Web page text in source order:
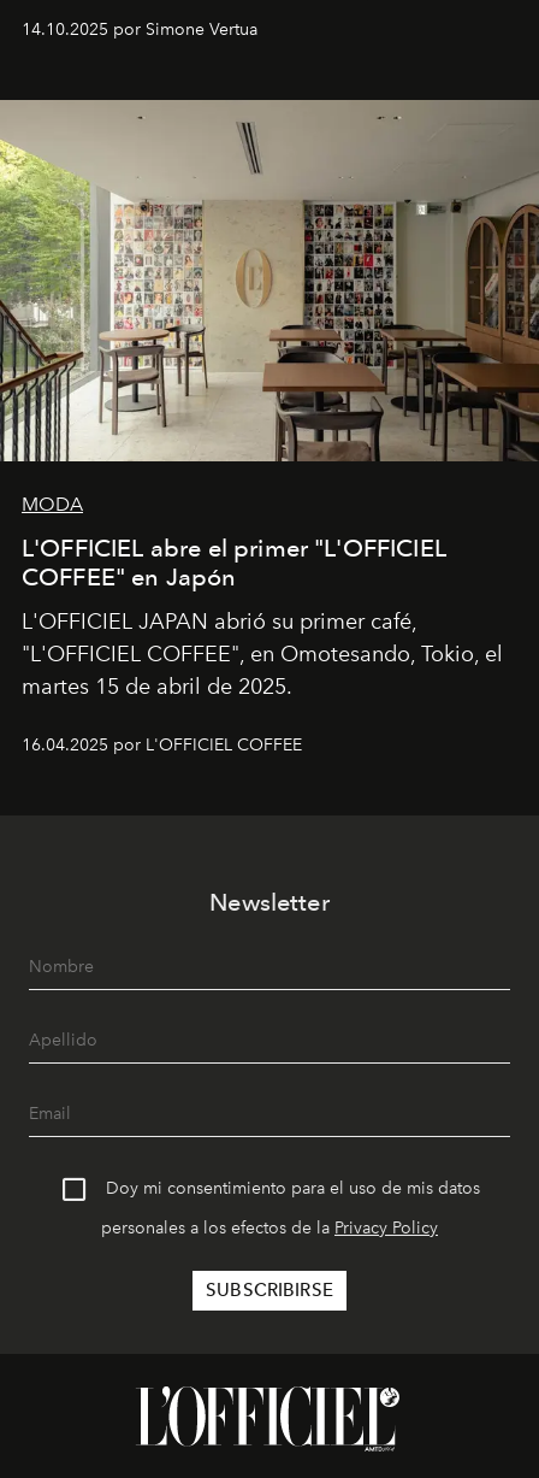
14.10.2025 por Simone Vertua
MODA
L'OFFICIEL abre el primer "L'OFFICIEL
COFFEE" en Japón
L'OFFICIEL JAPAN abrió su primer café,
"L'OFFICIEL COFFEE", en Omotesando, Tokio, el
martes 15 de abril de 2025.
16.04.2025 por L'OFFICIEL COFFEE
Newsletter
Doy mi consentimiento para el uso de mis datos
personales a los efectos de la Privacy Policy